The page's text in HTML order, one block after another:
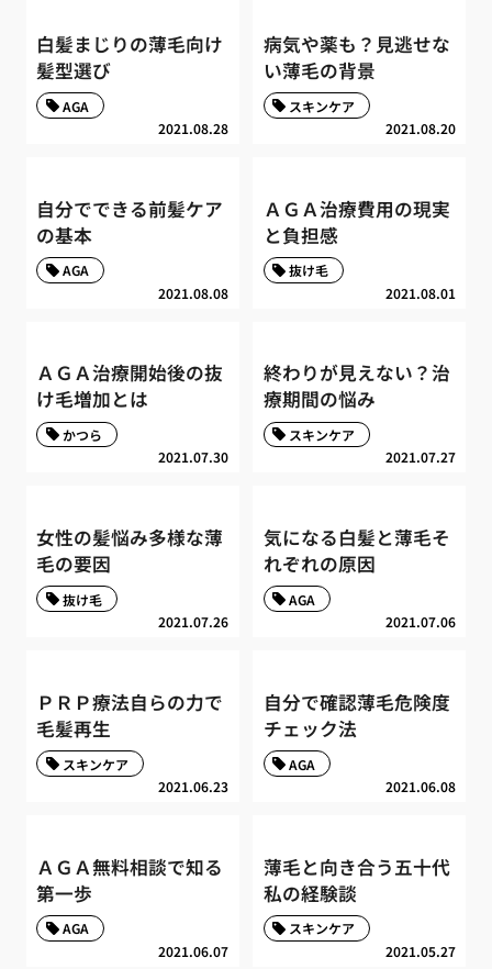
白髪まじりの薄毛向け
髪型選び
2021.08.28
AGA
病気や薬も？見逃せな
い薄毛の背景
2021.08.20
スキンケア
自分でできる前髪ケア
の基本
2021.08.08
AGA
ＡＧＡ治療費用の現実
と負担感
2021.08.01
抜け毛
ＡＧＡ治療開始後の抜
け毛増加とは
2021.07.30
かつら
終わりが見えない？治
療期間の悩み
2021.07.27
スキンケア
女性の髪悩み多様な薄
毛の要因
2021.07.26
抜け毛
気になる白髪と薄毛そ
れぞれの原因
2021.07.06
AGA
ＰＲＰ療法自らの力で
毛髪再生
2021.06.23
スキンケア
自分で確認薄毛危険度
チェック法
2021.06.08
AGA
ＡＧＡ無料相談で知る
第一歩
2021.06.07
AGA
薄毛と向き合う五十代
私の経験談
2021.05.27
スキンケア